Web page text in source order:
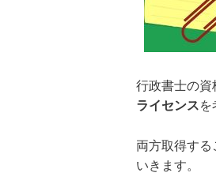
行政書士の資
ライセンスを
両方取得す
いきます。